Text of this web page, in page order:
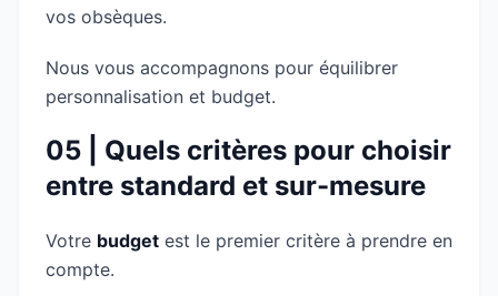
vos obsèques.
Nous vous accompagnons pour équilibrer
personnalisation et budget.
05 | Quels critères pour choisir
entre standard et sur-mesure
Votre budget est le premier critère à prendre en
compte.